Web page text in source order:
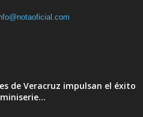
de Veracruz impulsan el éxito